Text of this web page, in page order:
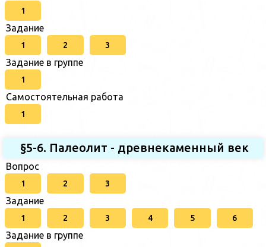
1
Задание
1 2 3
Задание в группе
1
Самостоятельная работа
1
§5-6. Палеолит - древнекаменный век
Вопрос
1 2 3
Задание
1 2 3 4 5 6
Задание в группе